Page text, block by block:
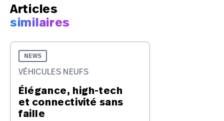
Articles
similaires
NEWS
VÉHICULES NEUFS
Élégance, high-tech
et connectivité sans
faille